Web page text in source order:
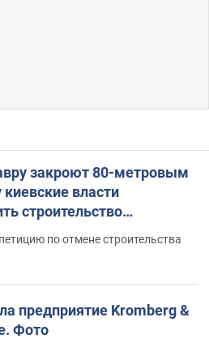
закроют 80-метровым
власти
строительство
по отмене строительства
предприятие Kromberg &
Фото